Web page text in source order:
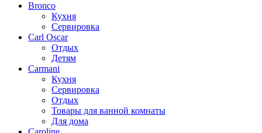
Bronco
Кухня
Сервировка
Carl Oscar
Отдых
Детям
Carmani
Кухня
Сервировка
Отдых
Товары для ванной комнаты
Для дома